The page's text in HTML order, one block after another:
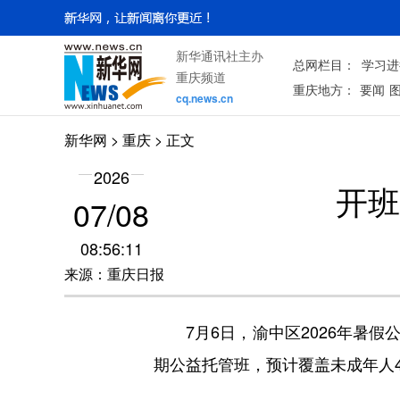
新华通讯社主办
重庆频道
cq.news.cn
总网栏目：
学习
重庆地方： 要闻
新华网 > 重庆 > 正文
2026
07/08
08:56:11
来源：重庆日报
开
7月6日，渝中区2026年暑假公
期公益托管班，预计覆盖未成年